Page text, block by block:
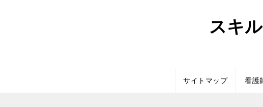
スキ
サイトマップ 看護